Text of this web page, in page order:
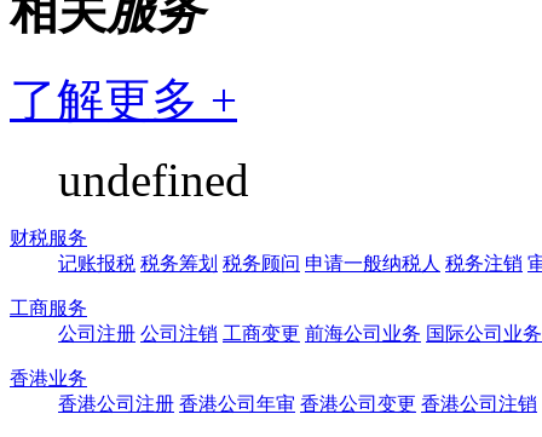
相关服务
了解更多 +
undefined
财税服务
记账报税 税务筹划 税务顾问 申请一般纳税人 税务注销
工商服务
公司注册 公司注销 工商变更 前海公司业务 国际公司业务
香港业务
香港公司注册 香港公司年审 香港公司变更 香港公司注销